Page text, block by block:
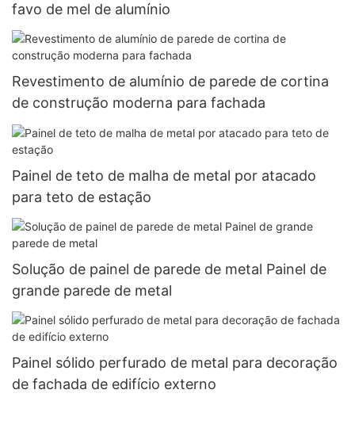
favo de mel de alumínio
Revestimento de alumínio de parede de cortina
de construção moderna para fachada
Painel de teto de malha de metal por atacado
para teto de estação
Solução de painel de parede de metal Painel de
grande parede de metal
Painel sólido perfurado de metal para decoração
de fachada de edifício externo